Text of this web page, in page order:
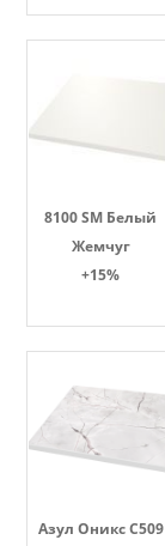
8100 SM Белый
Жемчуг
+15%
Азул Оникс С509